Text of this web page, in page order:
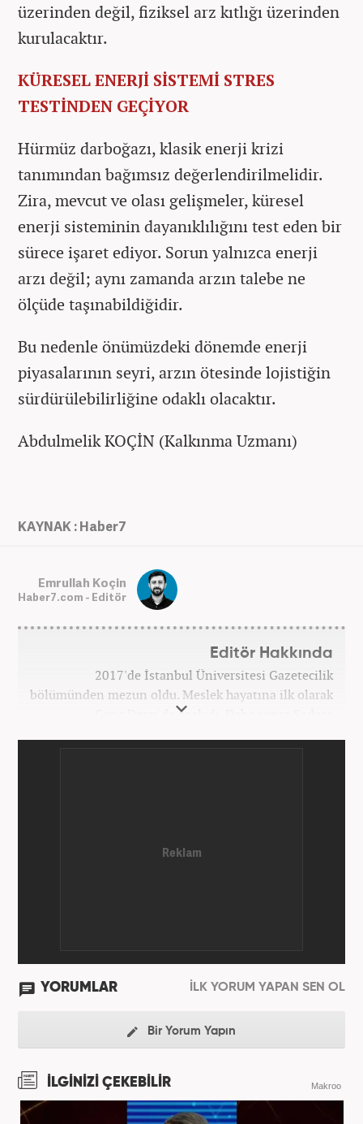
üzerinden değil, fiziksel arz kıtlığı üzerinden
kurulacaktır.
KÜRESEL ENERJİ SİSTEMİ STRES
TESTİNDEN GEÇİYOR
Hürmüz darboğazı, klasik enerji krizi
tanımından bağımsız değerlendirilmelidir.
Zira, mevcut ve olası gelişmeler, küresel
enerji sisteminin dayanıklılığını test eden bir
sürece işaret ediyor. Sorun yalnızca enerji
arzı değil; aynı zamanda arzın talebe ne
ölçüde taşınabildiğidir.
Bu nedenle önümüzdeki dönemde enerji
piyasalarının seyri, arzın ötesinde lojistiğin
sürdürülebilirliğine odaklı olacaktır.
Abdulmelik KOÇİN (Kalkınma Uzmanı)
KAYNAK : Haber7
Emrullah Koçin
Haber7.com - Editör
Editör Hakkında
2017'de İstanbul Üniversitesi Gazetecilik
bölümünden mezun oldu. Meslek hayatına ilk olarak
Genç Dergi'de başladı. Daha sonra Sadece
YORUMLAR İLK YORUM YAPAN SEN OL
Bir Yorum Yapın
İLGİNİZİ ÇEKEBİLİR Makroo